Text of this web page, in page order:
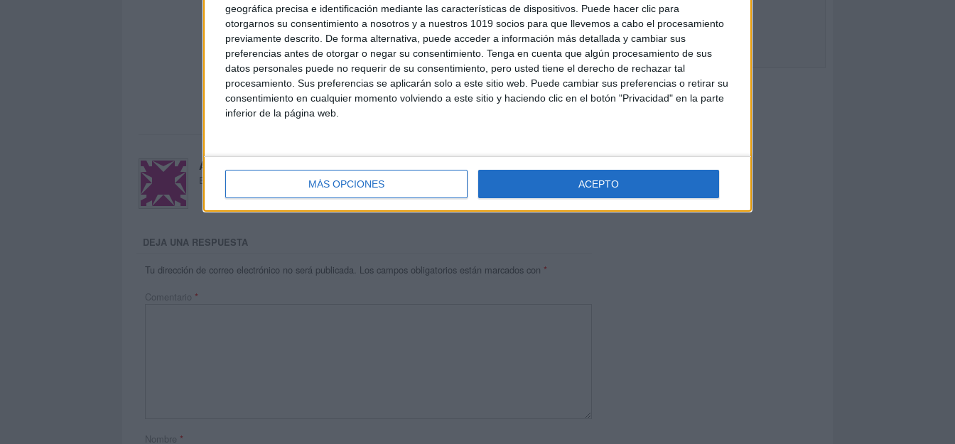
geográfica precisa e identificación mediante las características de dispositivos. Puede hacer clic para
otorgarnos su consentimiento a nosotros y a nuestros 1019 socios para que llevemos a cabo el procesamiento
previamente descrito. De forma alternativa, puede acceder a información más detallada y cambiar sus
preferencias antes de otorgar o negar su consentimiento. Tenga en cuenta que algún procesamiento de sus
datos personales puede no requerir de su consentimiento, pero usted tiene el derecho de rechazar tal
procesamiento. Sus preferencias se aplicarán solo a este sitio web. Puede cambiar sus preferencias o retirar su
consentimiento en cualquier momento volviendo a este sitio y haciendo clic en el botón "Privacidad" en la parte
inferior de la página web.
MÁS OPCIONES ACEPTO
Acerca de María Olivares
El autor no ha proporcionado ninguna información.
DEJA UNA RESPUESTA
Tu dirección de correo electrónico no será publicada. Los campos obligatorios están marcados con *
Comentario *
Nombre *